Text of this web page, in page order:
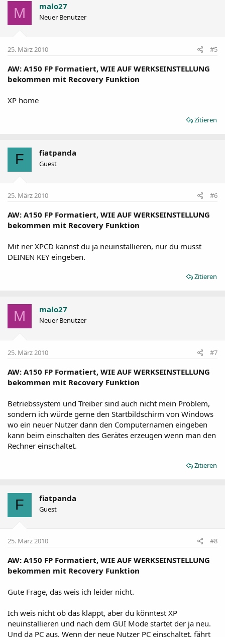
M malo27
Neuer Benutzer
25. März 2010 #5
AW: A150 FP Formatiert, WIE AUF WERKSEINSTELLUNG
bekommen mit Recovery Funktion
XP home
Zitieren
F fiatpanda
Guest
25. März 2010 #6
AW: A150 FP Formatiert, WIE AUF WERKSEINSTELLUNG
bekommen mit Recovery Funktion
Mit ner XPCD kannst du ja neuinstallieren, nur du musst
DEINEN KEY eingeben.
Zitieren
M malo27
Neuer Benutzer
25. März 2010 #7
AW: A150 FP Formatiert, WIE AUF WERKSEINSTELLUNG
bekommen mit Recovery Funktion
Betriebssystem und Treiber sind auch nicht mein Problem,
sondern ich würde gerne den Startbildschirm von Windows
wo ein neuer Nutzer dann den Computernamen eingeben
kann beim einschalten des Gerätes erzeugen wenn man den
Rechner einschaltet.
Zitieren
F fiatpanda
Guest
25. März 2010 #8
AW: A150 FP Formatiert, WIE AUF WERKSEINSTELLUNG
bekommen mit Recovery Funktion
Gute Frage, das weis ich leider nicht.
Ich weis nicht ob das klappt, aber du könntest XP
neuinstallieren und nach dem GUI Mode startet der ja neu.
Und da PC aus. Wenn der neue Nutzer PC einschaltet, fährt